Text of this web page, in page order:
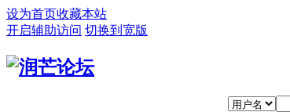
设为首页收藏本站
开启辅助访问 切换到宽版